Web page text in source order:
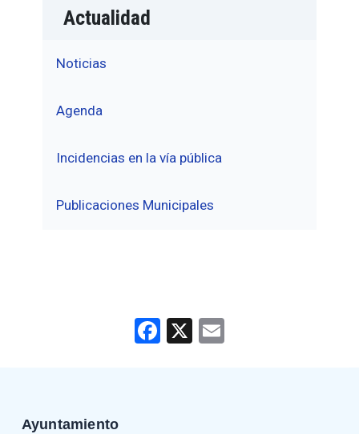
Actualidad
Noticias
Agenda
Incidencias en la vía pública
Publicaciones Municipales
Facebook
X
Ayuntamiento